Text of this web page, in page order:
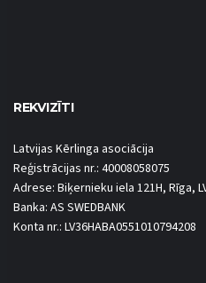
REKVIZĪTI
Latvijas Kērlinga asociācija
Reģistrācijas nr.: 40008058075
Adrese: Biķernieku iela 121H, Rīga,
Banka: AS SWEDBANK
Konta nr.: LV36HABA0551010794208